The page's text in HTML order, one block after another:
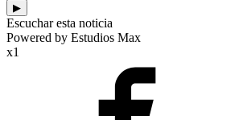
▶
Escuchar esta noticia
Powered by Estudios Max
x1